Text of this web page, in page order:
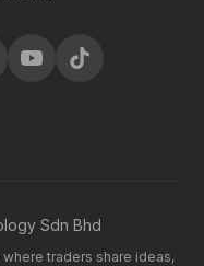
Sdn Bhd
traders share ideas,